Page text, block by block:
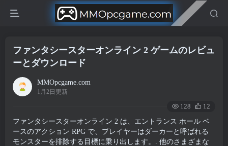
ファンタシースターオンライン 2 ゲームのレビュ
ーとダウンロード
MMOpcgame.com
1月2日更新
128
12
ファンタシースターオンライン 2 は、エントランス ホール ベ
ースのアクション RPG で、プレイヤーはダーカーと呼ばれる
モンスターを排除する目標に乗り出します。. 他のさまざまな